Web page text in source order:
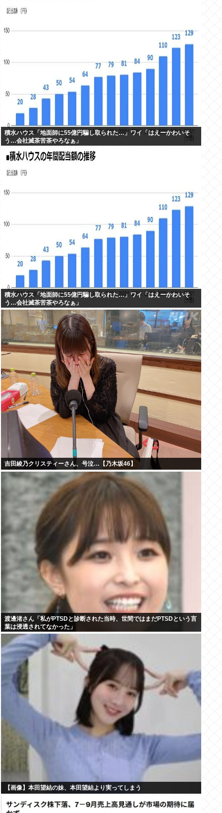
積水ハウス「地面師に55億円騙し取られた…」ワイ「はえーかわいそ
う…会社滅茶苦茶やろなぁ」
積水ハウス「地面師に55億円騙し取られた…」ワイ「はえーかわいそ
う…会社滅茶苦茶やろなぁ」
吉田綾乃クリスティーさん、号泣…【乃木坂46】
渡邊渚さん「私がPTSDと診断された当時、世間ではまだPTSDという言
葉は浸透されてなかった」
【画像】本田望結の妹、本田望結より実ってしまう